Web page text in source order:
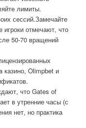
лимиты.
сессий.Замечайте
игроки отмечают, что
50-70 вращений
казино, Olimpbet и
что Gates of
в утренние часы (с
нет, но практика